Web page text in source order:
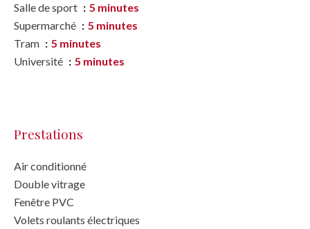
Salle de sport
5 minutes
Supermarché
5 minutes
Tram
5 minutes
Université
5 minutes
Prestations
Air conditionné
Double vitrage
Fenêtre PVC
Volets roulants électriques